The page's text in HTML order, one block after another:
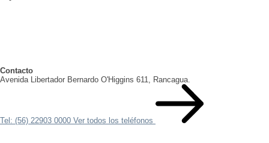
Contacto
Avenida Libertador Bernardo O'Higgins 611, Rancagua.
Tel: (56) 22903 0000 Ver todos los teléfonos